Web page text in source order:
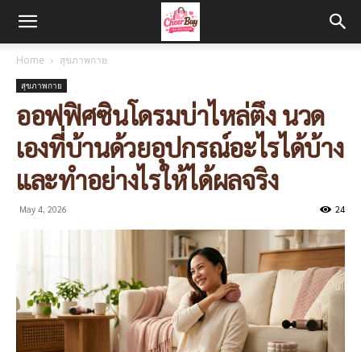
Home สุขภาพกาย
สุขภาพกาย
ออฟฟิศซินโดรมบ่าไหล่ตึง นวด
เองที่บ้านด้วยอุปกรณ์อะไรได้บ้าง
และทำอย่างไรให้ได้ผลจริง
May 4, 2026 24